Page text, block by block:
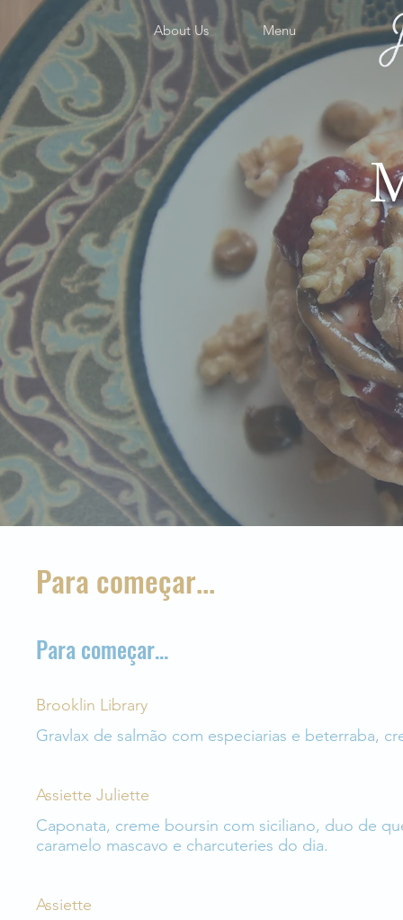
About Us Menu
Para começar...
Para começar...
Brooklin Library
Gravlax de salmão com especiarias e beterraba,
Assiette Juliette
Caponata, creme boursin com siciliano, duo de
caramelo mascavo e charcuteries do dia.
Assiette